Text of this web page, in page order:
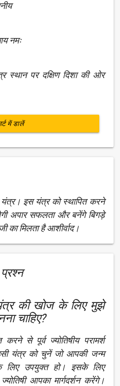
नमः
स्थान पर दक्षिण दिशा की ओर
में डालें
इस यंत्र को स्थापित करने
अपार सफलता और बनेंगे बिगड़े
का मिलता है आशीर्वाद।
की खोज के लिए मुझे
चाहिए?
से पूर्व ज्योतिषीय परामर्श
यंत्र को चुनें जो आपकी जन्म
उपयुक्त हो। इसके लिए
आपका मार्गदर्शन करेंगे।